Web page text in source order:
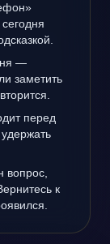
—
заметить
перед
вопрос,
к